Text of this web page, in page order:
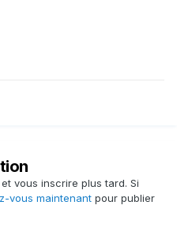
vous inscrire plus tard. Si
vous maintenant pour publier